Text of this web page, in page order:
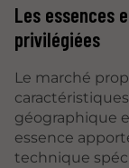
Les essences
privilégiées
Le marché
géographique
essence
technique